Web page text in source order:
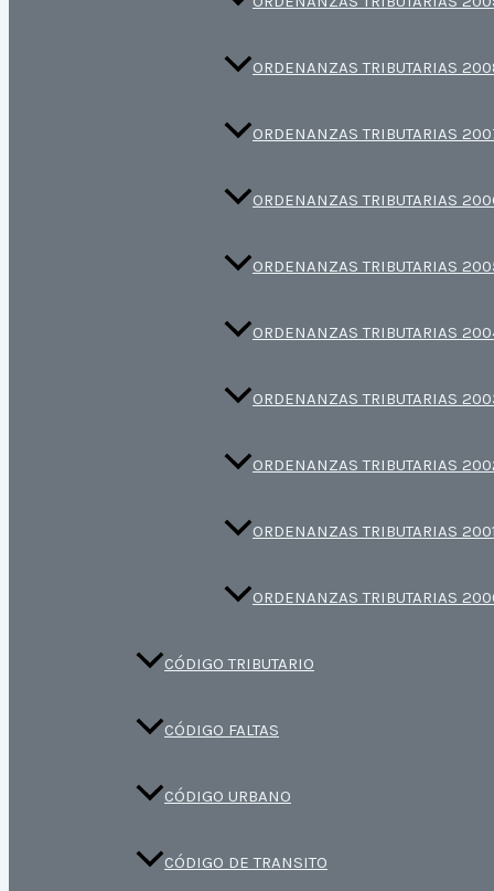
ORDENANZAS TRIBUTARIAS
ORDENANZAS TRIBUTARIAS
ORDENANZAS TRIBUTARIAS
ORDENANZAS TRIBUTARIAS
ORDENANZAS TRIBUTARIAS
ORDENANZAS TRIBUTARIAS
ORDENANZAS TRIBUTARIAS
ORDENANZAS TRIBUTARIAS 2001
ORDENANZAS TRIBUTARIAS
CÓDIGO TRIBUTARIO
CÓDIGO FALTAS
CÓDIGO URBANO
CÓDIGO DE TRANSITO